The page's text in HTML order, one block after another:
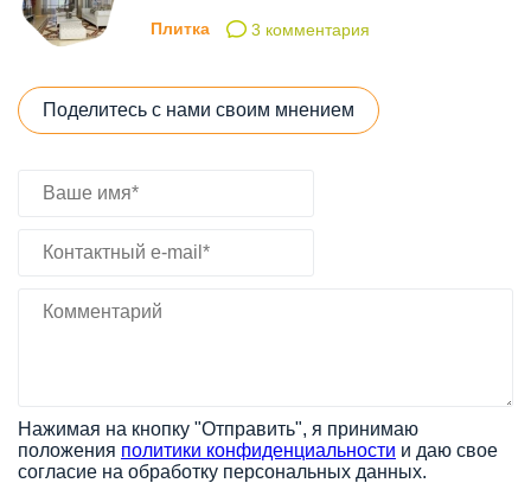
Плитка 3 комментария
Поделитесь с нами своим мнением
Нажимая на кнопку "Отправить", я принимаю
положения политики конфиденциальности и даю свое
согласие на обработку персональных данных.